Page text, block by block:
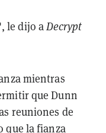
le dijo aDecrypt
mientras
que Dunn
reuniones de
que la fianza